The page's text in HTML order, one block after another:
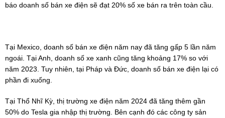
báo doanh số bán xe điện sẽ đạt 20% số xe bán ra trên toàn cầu.
Tại Mexico, doanh số bán xe điện năm nay đã tăng gấp 5 lần năm
ngoái. Tại Anh, doanh số xe xanh cũng tăng khoảng 17% so với
năm 2023. Tuy nhiên, tại Pháp và Đức, doanh số bán xe điện lại có
phần đi xuống.
Tại Thổ Nhĩ Kỳ, thị trường xe điện năm 2024 đã tăng thêm gần
50% do Tesla gia nhập thị trường. Bên cạnh đó các công ty sản